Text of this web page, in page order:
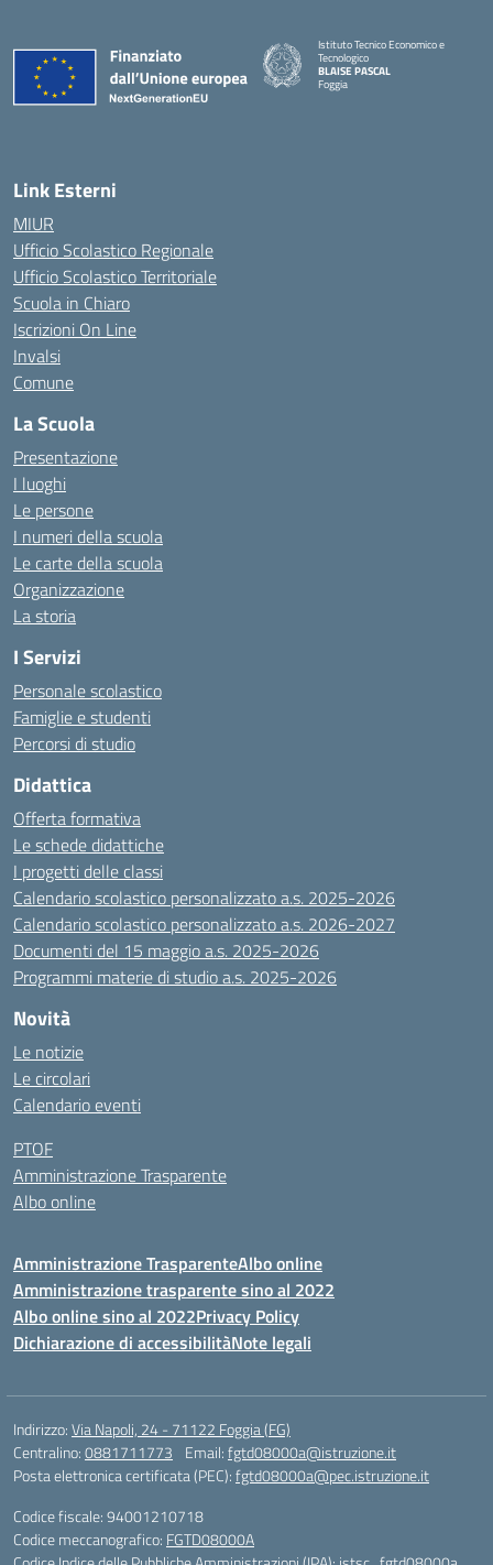
Istituto Tecnico Economico e
Tecnologico
BLAISE PASCAL
Foggia
— Visita la pagina iniziale della scuola
Link Esterni
MIUR
Ufficio Scolastico Regionale
Ufficio Scolastico Territoriale
Scuola in Chiaro
Iscrizioni On Line
Invalsi
Comune
La Scuola
Presentazione
I luoghi
Le persone
I numeri della scuola
Le carte della scuola
Organizzazione
La storia
I Servizi
Personale scolastico
Famiglie e studenti
Percorsi di studio
Didattica
Offerta formativa
Le schede didattiche
I progetti delle classi
Calendario scolastico personalizzato a.s. 2025-2026
Calendario scolastico personalizzato a.s. 2026-2027
Documenti del 15 maggio a.s. 2025-2026
Programmi materie di studio a.s. 2025-2026
Novità
Le notizie
Le circolari
Calendario eventi
PTOF
Amministrazione Trasparente
Albo online
Amministrazione TrasparenteAlbo online
Amministrazione trasparente sino al 2022
Albo online sino al 2022Privacy Policy
Dichiarazione di accessibilitàNote legali
Indirizzo:Via Napoli, 24 - 71122 Foggia (FG)
Centralino:0881711773 Email:fgtd08000a@istruzione.it
Posta elettronica certificata (PEC):fgtd08000a@pec.istruzione.it
Codice fiscale: 94001210718
Codice meccanografico: FGTD08000A